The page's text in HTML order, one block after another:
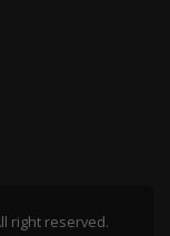
right reserved.